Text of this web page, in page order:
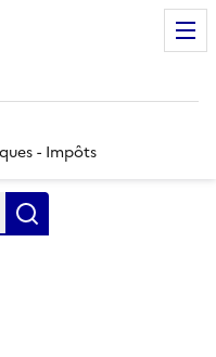
- Impôts
mots clés, partie du